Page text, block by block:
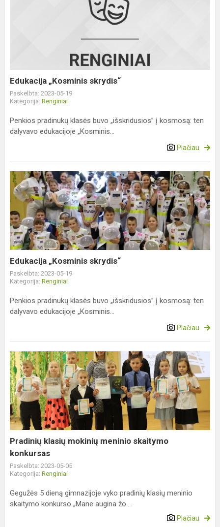
Edukacija „Kosminis skrydis“
Paskelbta: 2023-05-19
Kategorija: Renginiai
Penkios pradinukų klasės buvo „išskridusios” į kosmosą: ten
dalyvavo edukacijoje „Kosminis...
Plačiau
Edukacija
„Kosminis
skrydis“
Edukacija „Kosminis skrydis“
Paskelbta: 2023-05-19
Kategorija: Renginiai
Penkios pradinukų klasės buvo „išskridusios” į kosmosą: ten
dalyvavo edukacijoje „Kosminis...
Plačiau
Pradinių
klasių
mokinių
meninio
skaitymo
konkursas
Pradinių klasių mokinių meninio skaitymo
konkursas
Paskelbta: 2023-05-05
Kategorija: Renginiai
Gegužės 5 dieną gimnazijoje vyko pradinių klasių meninio
skaitymo konkurso „Mane augina žo...
Plačiau